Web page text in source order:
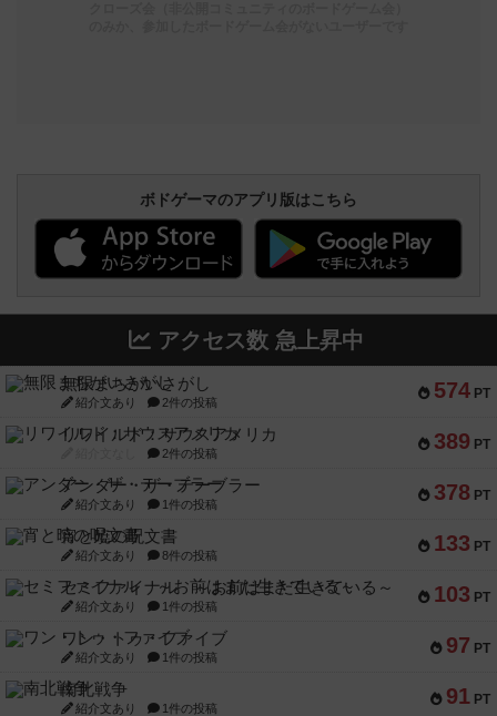
ボドゲーマのアプリ版はこちら
アクセス数 急上昇中
574 PT
無限まちがいさがし
紹介文あり 2件の投稿
389 PT
リワイルド：サウスアメリカ
2件の投稿
378 PT
アンダー・ザ・テーブラー
紹介文あり 1件の投稿
133 PT
宵と暁の呪文書
紹介文あり 8件の投稿
103 PT
セミファイナル ～お前はまだ生きている～
紹介文あり 1件の投稿
97 PT
ワン・トゥ・ファイブ
紹介文あり 1件の投稿
91 PT
南北戦争
紹介文あり 1件の投稿